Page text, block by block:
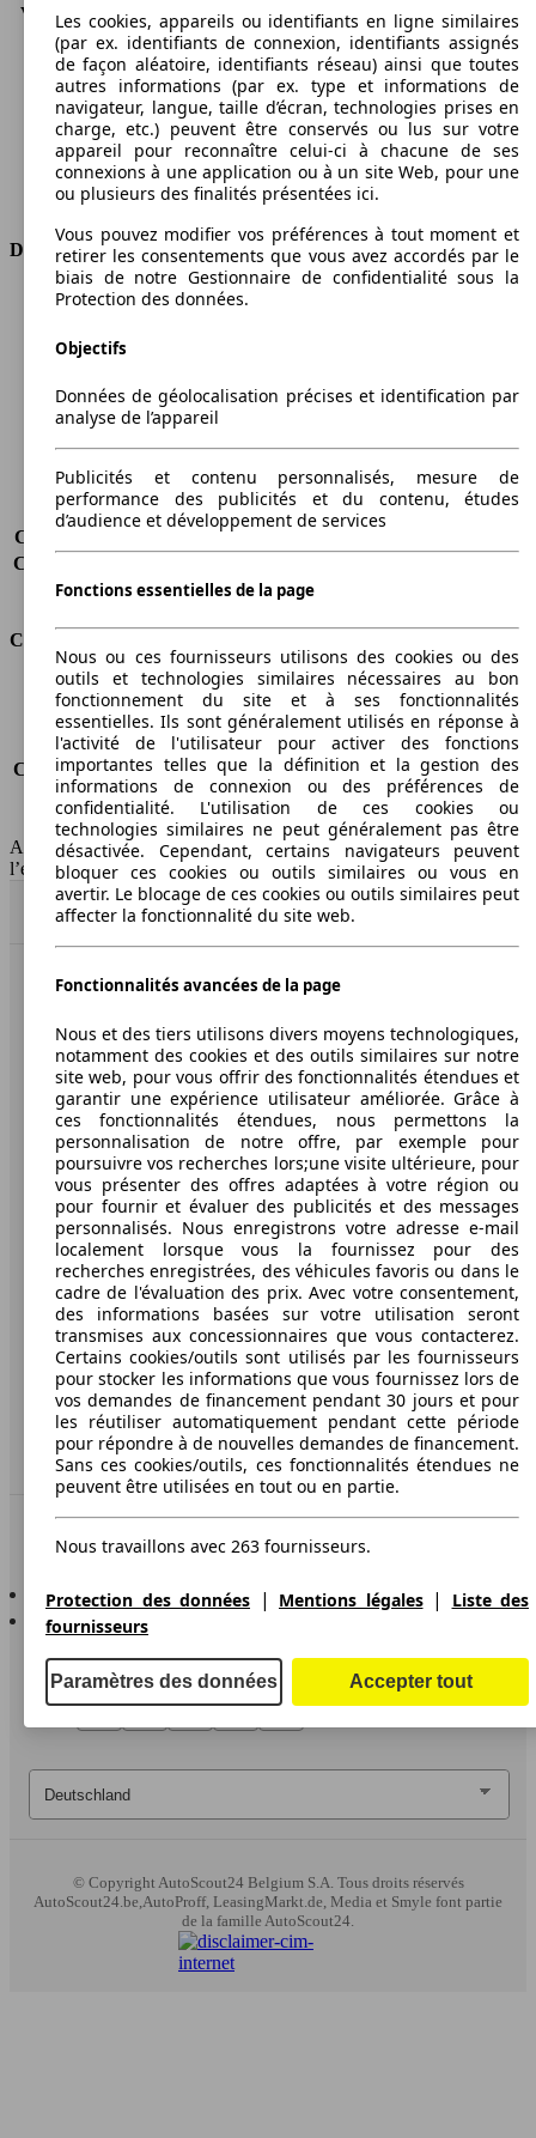
Vitesse maximale (km/h)
200 km/h
Nombre de vitesses
7
Couple
200 nm
Cylindrée
1332 ccm
Carburant
Essence
Cylindres
4
Transmission
Boîte automatique
Type de traction
Traction
Dimensions
Longueur
Poids maximum
2010 kg
Charge maximale
Sièges
5
Charge sur toit
-
Capacité de remorquage (sans freins)
Capacité de remorquage (avec freins)
Volume du coffre
Consommation
Émissions de CO2*
Consommation (ville)
-
Consommation (route)
-
Consommation (combinée)* -
Classe d'émissions
Euro 6d
Capacité du réservoir
43 l
AutoScout24 Belgium SA décline toute responsabilité concernant
l’exactitude des informations fournies
Haut
AutoScout24: la plus grande plateforme en ligne de
AutoScout24
A propos d'AutoScout24
Presse
Conditions d'utilisation
Informations légales
Protection des données
Media
Déclaration d'accessibilité
Service
Espace Pro
Contact
AutoScout24 pour Android
© CopyrightAutoScout24 Belgium S.A. Tous droits réservés
AutoScout24.be,AutoProff, LeasingMarkt.de, Media et Smyle font partie
de la famille AutoScout24.
Les cookies, appareils ou identifiants en ligne similaires
(par ex. identifiants de connexion, identifiants assignés
de façon aléatoire, identifiants réseau) ainsi que toutes
autres informations (par ex. type et informations de
navigateur, langue, taille d’écran, technologies prises en
charge, etc.) peuvent être conservés ou lus sur votre
appareil pour reconnaître celui-ci à chacune de ses
connexions à une application ou à un site Web, pour une
ou plusieurs des finalités présentées ici.
Vous pouvez modifier vos préférences à tout moment et
retirer les consentements que vous avez accordés par le
biais de notre Gestionnaire de confidentialité sous la
Protection des données.
Objectifs
Données de géolocalisation précises et identification par
analyse de l’appareil
Publicités et contenu personnalisés, mesure de
performance des publicités et du contenu, études
d’audience et développement de services
Fonctions essentielles de la page
Nous ou ces fournisseurs utilisons des cookies ou des
outils et technologies similaires nécessaires au bon
fonctionnement du site et à ses fonctionnalités
essentielles. Ils sont généralement utilisés en réponse à
l'activité de l'utilisateur pour activer des fonctions
importantes telles que la définition et la gestion des
informations de connexion ou des préférences de
confidentialité. L'utilisation de ces cookies ou
technologies similaires ne peut généralement pas être
désactivée. Cependant, certains navigateurs peuvent
bloquer ces cookies ou outils similaires ou vous en
avertir. Le blocage de ces cookies ou outils similaires peut
affecter la fonctionnalité du site web.
Fonctionnalités avancées de la page
Nous et des tiers utilisons divers moyens technologiques,
notamment des cookies et des outils similaires sur notre
site web, pour vous offrir des fonctionnalités étendues et
garantir une expérience utilisateur améliorée. Grâce à
ces fonctionnalités étendues, nous permettons la
personnalisation de notre offre, par exemple pour
poursuivre vos recherches lors;une visite ultérieure, pour
vous présenter des offres adaptées à votre région ou
pour fournir et évaluer des publicités et des messages
personnalisés. Nous enregistrons votre adresse e-mail
localement lorsque vous la fournissez pour des
recherches enregistrées, des véhicules favoris ou dans le
cadre de l'évaluation des prix. Avec votre consentement,
des informations basées sur votre utilisation seront
transmises aux concessionnaires que vous contacterez.
Certains cookies/outils sont utilisés par les fournisseurs
pour stocker les informations que vous fournissez lors de
vos demandes de financement pendant 30 jours et pour
les réutiliser automatiquement pendant cette période
pour répondre à de nouvelles demandes de financement.
Sans ces cookies/outils, ces fonctionnalités étendues ne
peuvent être utilisées en tout ou en partie.
Nous travaillons avec 263 fournisseurs.
Protection des données | Mentions légales|
Liste des
fournisseurs
Paramètres des données Accepter tout